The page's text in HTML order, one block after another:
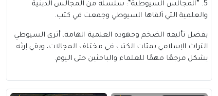
5. “المجالس السيوطية”: سلسلة من المجالس الدينية
والعلمية التي ألقاها السيوطي وجمعت في كتب.
بفضل تأليفه الضخم وجهوده العلمية الهامة، أثرى السيوطي
التراث الإسلامي بمئات الكتب في مختلف المجالات، وبقي إرثه
يشكل مرجعًا مهمًا للعلماء والباحثين حتى اليوم.